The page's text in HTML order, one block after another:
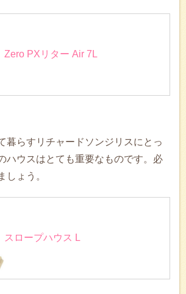
Zero PXリター Air 7L
暮らすリチャードソンジリスにとっ
ハウスはとても重要なものです。必
しょう。
スロープハウス L